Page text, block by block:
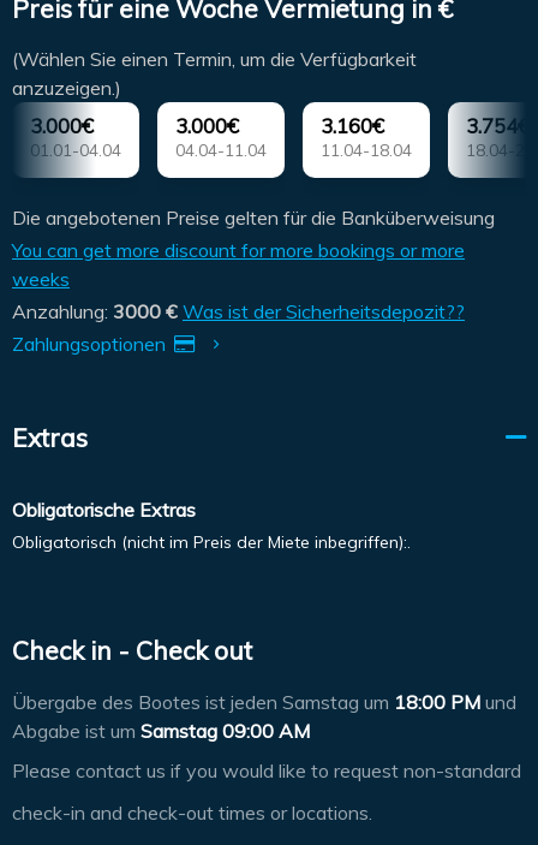
Preis für eine Woche Vermietung in €
(Wählen Sie einen Termin, um die Verfügbarkeit
anzuzeigen.)
3.000€
01.01-04.04
3.000€
04.04-11.04
3.160€
11.04-18.04
3.754€
18.04-
Die angebotenen Preise gelten für die Banküberweisung
You can get more discount for more bookings or more
weeks
Anzahlung: 3000 € Was ist der Sicherheitsdepozit??
Zahlungsoptionen
Extras
Obligatorische Extras
Obligatorisch (nicht im Preis der Miete inbegriffen):.
Check in - Check out
Übergabe des Bootes ist jeden Samstag um 18:00 PM und
Abgabe ist um Samstag 09:00 AM
Please contact us if you would like to request non-standard
check-in and check-out times or locations.